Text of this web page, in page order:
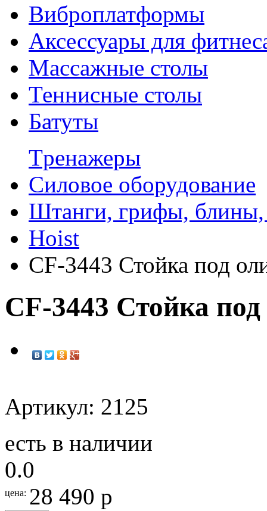
Виброплатформы
Аксессуары для
Массажные столы
Теннисные столы
Батуты
Tренажеры
Силовое оборудование
Штанги, грифы, блины,
Hoist
CF-3443 Стойка под
CF-3443 Стойка
Артикул: 2125
есть в наличии
0.0
цена: 28 490 р